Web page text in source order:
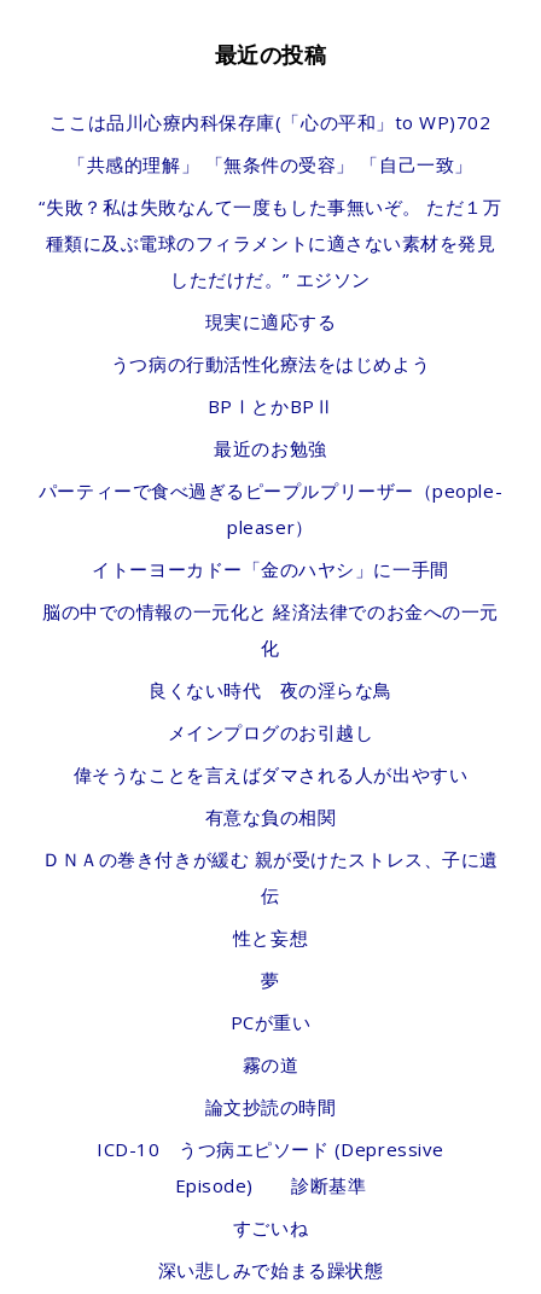
年
続
の
全
ワ
ー
ス
ト
最近の投稿
ここは品川心療内科保存庫(「心の平和」to WP)702
「共感的理解」 「無条件の受容」 「自己一致」
“失敗？私は失敗なんて一度もした事無いぞ。 ただ１万
種類に及ぶ電球のフィラメントに適さない素材を発見
しただけだ。” エジソン
現実に適応する
うつ病の行動活性化療法をはじめよう
BPⅠとかBPⅡ
最近のお勉強
パーティーで食べ過ぎるピープルプリーザー（people-
pleaser）
イトーヨーカドー「金のハヤシ」に一手間
脳の中での情報の一元化と 経済法律でのお金への一元
化
良くない時代 夜の淫らな鳥
メインプログのお引越し
偉そうなことを言えばダマされる人が出やすい
有意な負の相関
ＤＮＡの巻き付きが緩む 親が受けたストレス、子に遺
伝
性と妄想
夢
PCが重い
霧の道
論文抄読の時間
ICD-10 うつ病エピソード (Depressive
Episode) 診断基準
すごいね
深い悲しみで始まる躁状態